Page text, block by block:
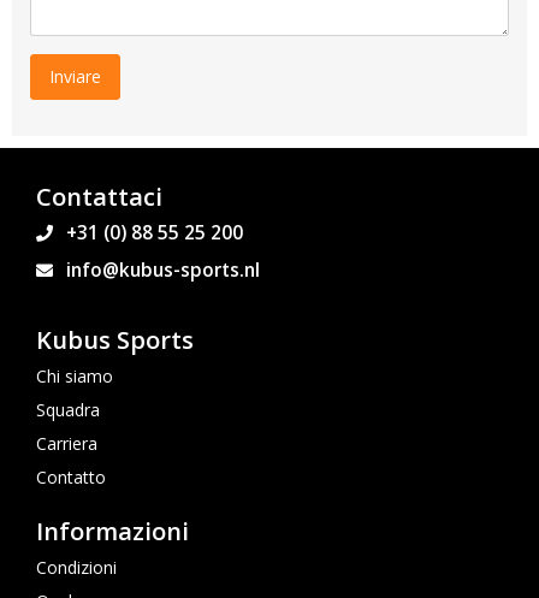
Contattaci
+31 (0) 88 55 25 200
info@kubus-sports.nl
Kubus Sports
Chi siamo
Squadra
Carriera
Contatto
Informazioni
Condizioni